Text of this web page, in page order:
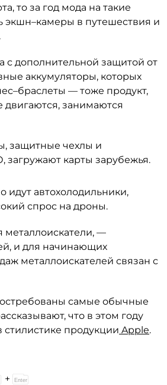
то за год мода на такие
экшн–камеры в путешествия и
с дополнительной защитой от
аккумуляторы, которых
— тоже продукт,
занимаются
защитные чехлы и
загружают карты зарубежья.
идут автохолодильники,
спрос на дроны.
металлоискатели, —
и для начинающих
металлоискателей связан с
самые обычные
что в этом году
продукции Apple.
+